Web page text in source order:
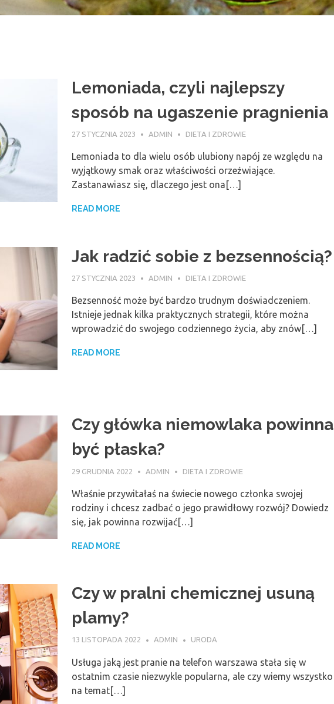
Lemoniada, czyli najlepszy
sposób na ugaszenie pragnienia
27 STYCZNIA 2023 ADMIN DIETA I ZDROWIE
Lemoniada to dla wielu osób ulubiony napój ze względu na
wyjątkowy smak oraz właściwości orzeźwiające.
Zastanawiasz się, dlaczego jest ona[…]
READ MORE
Jak radzić sobie z bezsennością?
27 STYCZNIA 2023 ADMIN DIETA I ZDROWIE
Bezsenność może być bardzo trudnym doświadczeniem.
Istnieje jednak kilka praktycznych strategii, które można
wprowadzić do swojego codziennego życia, aby znów[…]
READ MORE
Czy główka niemowlaka powinna
być płaska?
29 GRUDNIA 2022 ADMIN DIETA I ZDROWIE
Właśnie przywitałaś na świecie nowego członka swojej
rodziny i chcesz zadbać o jego prawidłowy rozwój? Dowiedz
się, jak powinna rozwijać[…]
READ MORE
Czy w pralni chemicznej usuną
plamy?
13 LISTOPADA 2022 ADMIN URODA
Usługa jaką jest pranie na telefon warszawa stała się w
ostatnim czasie niezwykle popularna, ale czy wiemy wszystko
na temat[…]